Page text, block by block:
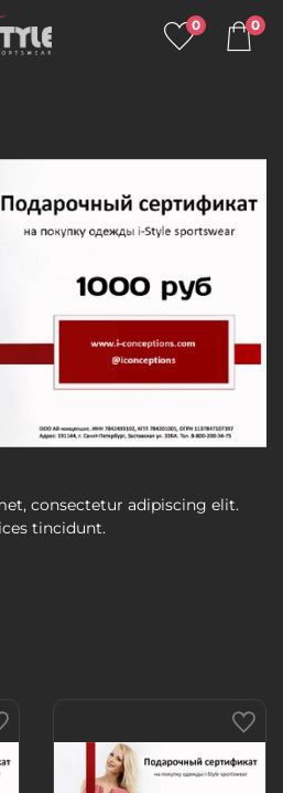
0 0
consectetur adipiscing elit.
tincidunt.